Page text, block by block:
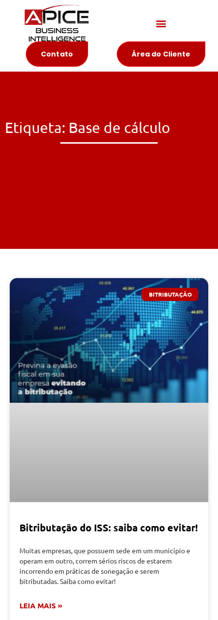
Contato Área do Cliente
Etiqueta: Base de cálculo
BITRIBUTAÇÃO
Bitributação do ISS: saiba como evitar!
Muitas empresas, que possuem sede em um município e
operam em outro, correm sérios riscos de estarem
incorrendo em práticas de sonegação e serem
bitributadas. Saiba como evitar!
LEIA MAIS »